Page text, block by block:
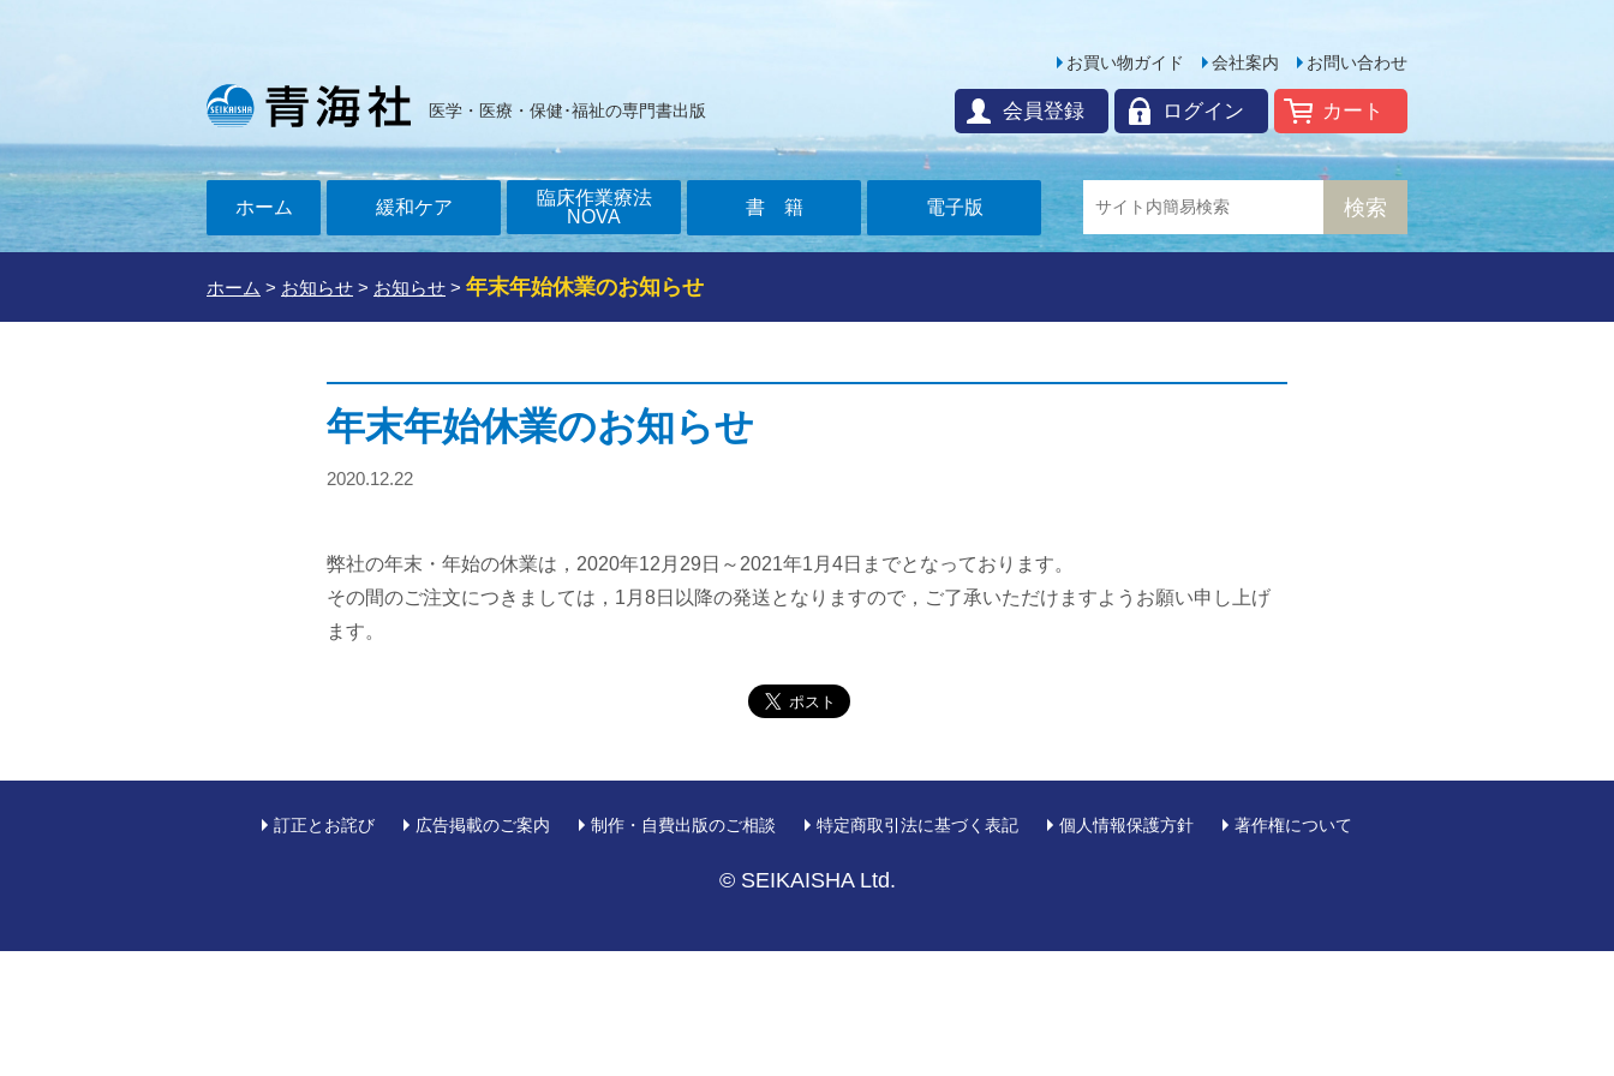
医学・医療・保健･福祉の専門書出版
お問い合わせ
会社案内
お買い物ガイド
カート
ログイン
会員登録
ホーム 緩和ケア
臨床作業療法
NOVA
書籍 電子版
ホーム > お知らせ > お知らせ > 年末年始休業のお知らせ
年末年始休業のお知らせ
2020.12.22
弊社の年末・年始の休業は，2020年12月29日～2021年1月4日までとなっております。
その間のご注文につきましては，1月8日以降の発送となりますので，ご了承いただけますようお願い申し上げ
ます。
訂正とお詫び 広告掲載のご案内 制作・自費出版のご相談 特定商取引法に基づく表記 個人情報保護方針 著作権について
© SEIKAISHA Ltd.